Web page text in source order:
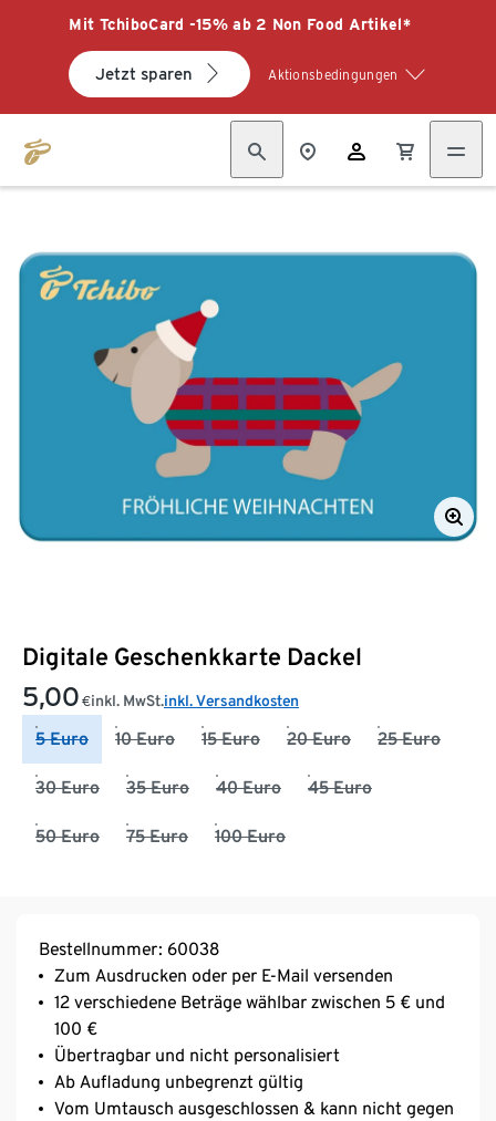
Mit TchiboCard -15% ab 2 Non Food Artikel*
Jetzt sparen Aktionsbedingungen
Digitale Geschenkkarte Dackel
5,00 €inkl. MwSt.inkl. Versandkosten
5 Euro 10 Euro 15 Euro 20 Euro 25 Euro
30 Euro 35 Euro 40 Euro 45 Euro
50 Euro 75 Euro 100 Euro
Bestellnummer: 60038
Zum Ausdrucken oder per E-Mail versenden
12 verschiedene Beträge wählbar zwischen 5 € und
100 €
Übertragbar und nicht personalisiert
Ab Aufladung unbegrenzt gültig
Vom Umtausch ausgeschlossen & kann nicht gegen